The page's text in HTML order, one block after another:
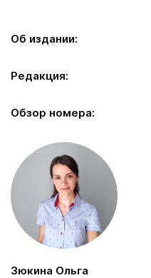
Об издании:
Редакция:
Обзор номера:
Зюкина Ольга